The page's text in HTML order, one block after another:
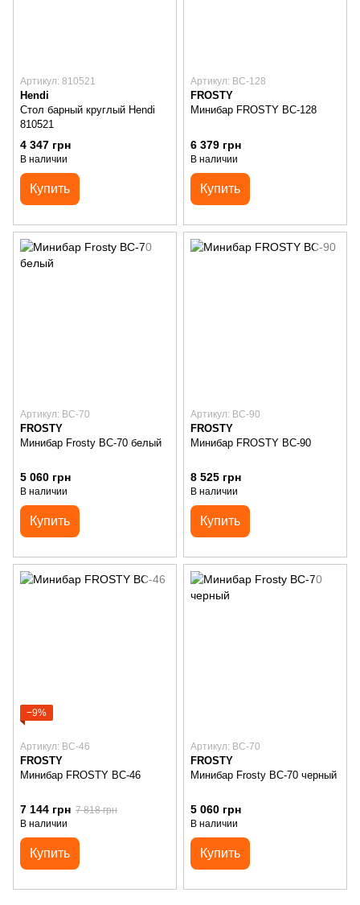
Артикул: 810521
Hendi
Стол барный круглый Hendi
810521
4 347 грн
В наличии
Купить
Артикул: BC-128
FROSTY
Минибар FROSTY BC-128
6 379 грн
В наличии
Купить
Артикул: BC-70
FROSTY
Минибар Frosty BC-70 белый
5 060 грн
В наличии
Купить
Артикул: BC-90
FROSTY
Минибар FROSTY BC-90
8 525 грн
В наличии
Купить
−9%
Артикул: BC-46
FROSTY
Минибар FROSTY BC-46
7 144 грн 7 818 грн
В наличии
Купить
Артикул: BC-70
FROSTY
Минибар Frosty BC-70 черный
5 060 грн
В наличии
Купить